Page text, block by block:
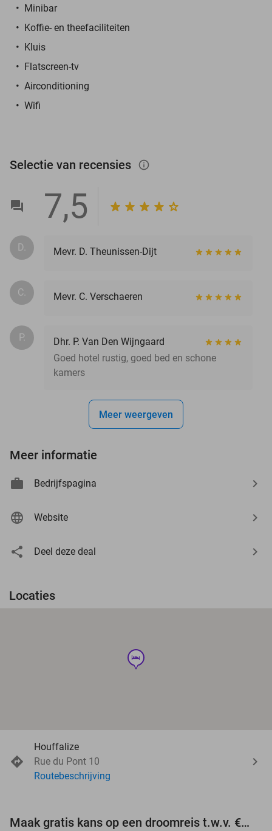
Minibar
Koffie- en theefaciliteiten
Kluis
Flatscreen-tv
Airconditioning
Wifi
Selectie van recensies info_outlined
7,5
D. Mevr. D. Theunissen-Dijt
C. Mevr. C. Verschaeren
P.
Dhr. P. Van Den Wijngaard
Goed hotel rustig, goed bed en schone
kamers
Meer weergeven
Meer informatie
Bedrijfspagina
Website
Deel deze deal
Locaties
hotel
Houffalize
Rue du Pont 10
Routebeschrijving
Maak gratis kans op een droomreis t.w.v. €3.000!